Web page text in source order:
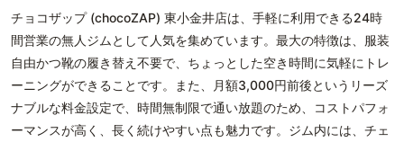
チョコザップ (chocoZAP) 東小金井店は、手軽に利用できる24時
間営業の無人ジムとして人気を集めています。最大の特徴は、服装
自由かつ靴の履き替え不要で、ちょっとした空き時間に気軽にトレ
ーニングができることです。また、月額3,000円前後というリーズ
ナブルな料金設定で、時間無制限で通い放題のため、コストパフォ
ーマンスが高く、長く続けやすい点も魅力です。ジム内には、チェ